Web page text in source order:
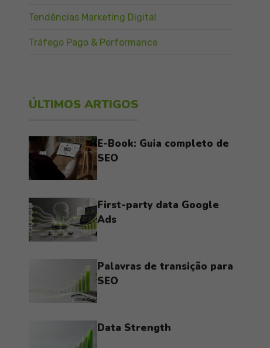
Tendências Marketing Digital
Tráfego Pago & Performance
ÚLTIMOS ARTIGOS
E-Book: Guia completo de
SEO
First-party data Google
Ads
Palavras de transição para
SEO
Data Strength